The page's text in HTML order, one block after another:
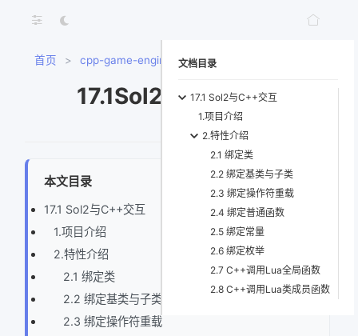
首页 > cpp-game-engine-book >
17.1Sol2与C++交互
本文目录
17.1 Sol2与C++交互
1.项目介绍
2.特性介绍
2.1 绑定类
2.2 绑定基类与子类
2.3 绑定操作符重载
文档目录
17.1 Sol2与C++交互
1.项目介绍
2.特性介绍
2.1 绑定类
2.2 绑定基类与子类
2.3 绑定操作符重载
2.4 绑定普通函数
2.5 绑定常量
2.6 绑定枚举
2.7 C++调用Lua全局函数
2.8 C++调用Lua类成员函数